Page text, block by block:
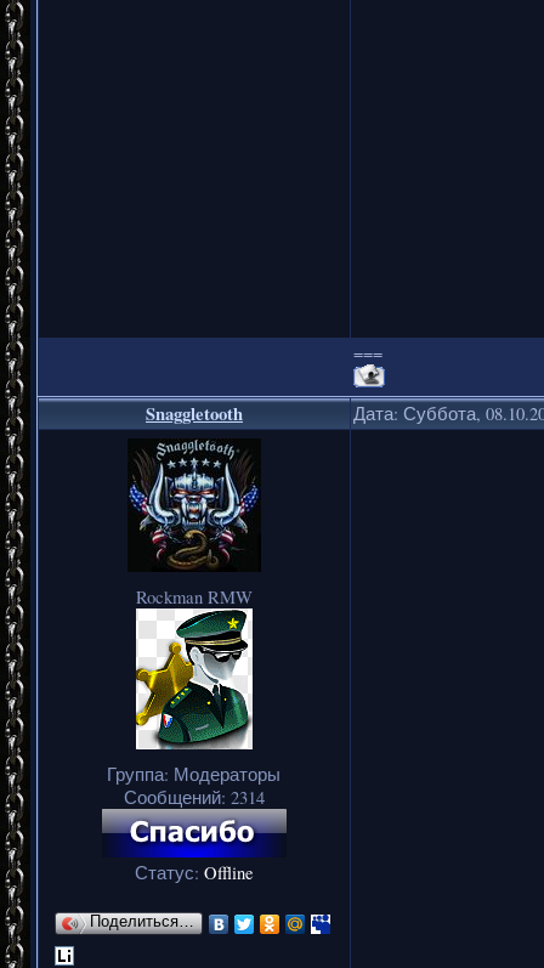
===
Snaggletooth Дата: Суббота,
Rockman RMW
Группа: Модераторы
Сообщений: 2314
Статус: Offline
Поделиться…